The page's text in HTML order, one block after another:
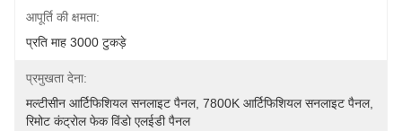
आपूर्ति की क्षमता:
प्रति माह 3000 टुकड़े
प्रमुखता देना:
मल्टीसीन आर्टिफिशियल सनलाइट पैनल, 7800K आर्टिफिशियल सनलाइट पैनल
रिमोट कंट्रोल फेक विंडो एलईडी पैनल